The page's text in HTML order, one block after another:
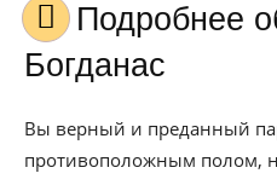
Подробнее об имени
Богданас
Вы верный и преданный
противоположным полом,